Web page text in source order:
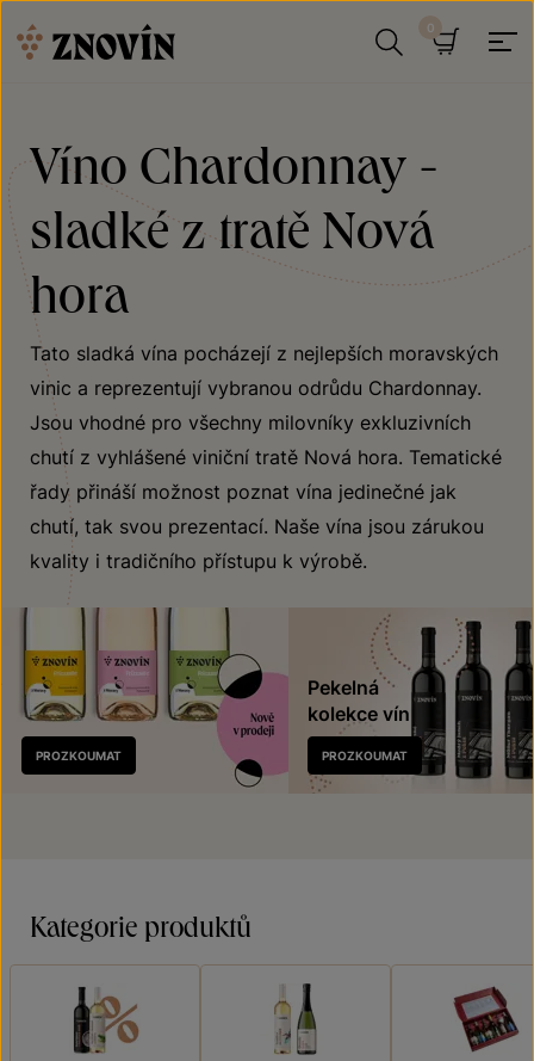
Víno Chardonnay -
sladké z tratě Nová
hora
Tato sladká vína pocházejí z nejlepších moravských
vinic a reprezentují vybranou odrůdu Chardonnay.
Jsou vhodné pro všechny milovníky exkluzivních
chutí z vyhlášené viniční tratě Nová hora. Tematické
řady přináší možnost poznat vína jedinečné jak
chutí, tak svou prezentací. Naše vína jsou zárukou
kvality i tradičního přístupu k výrobě.
Nově
v prodeji
PROZKOUMAT
Pekelná
kolekce vín
PROZKOUMAT
Kategorie produktů